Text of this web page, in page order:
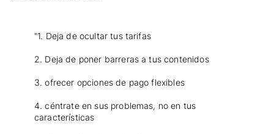
"1. Deja de ocultar tus tarifas
2. Deja de poner barreras a tus contenidos
3. ofrecer opciones de pago flexibles
4. céntrate en sus problemas, no en tus
características